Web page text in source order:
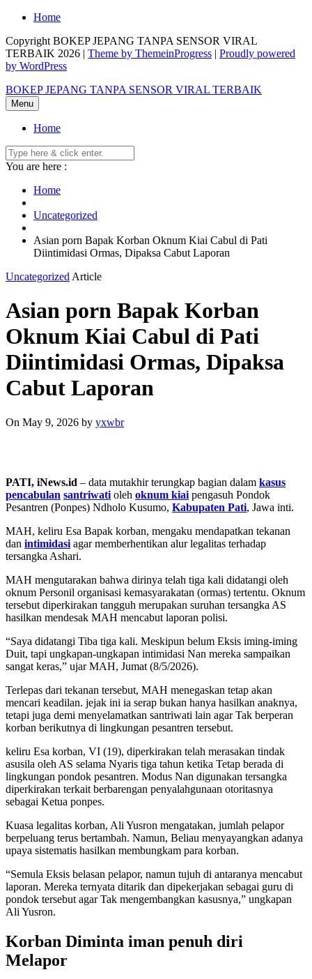
Skip
content
Home
Copyright BOKEP JEPANG TANPA SENSOR VIRAL
TERBAIK 2026 | Theme by ThemeinProgress | Proudly powered
by WordPress
BOKEP JEPANG TANPA SENSOR VIRAL TERBAIK
Menu
Home
You are here :
Home
Uncategorized
Asian porn Bapak Korban Oknum Kiai Cabul di Pati
Diintimidasi Ormas, Dipaksa Cabut Laporan
Uncategorized Article
Asian porn Bapak Korban
Oknum Kiai Cabul di Pati
Diintimidasi Ormas, Dipaksa
Cabut Laporan
On May 9, 2026 by yxwbr
PATI, iNews.id – data mutakhir terungkap bagian dalam kasus
pencabulan santriwati oleh oknum kiai pengasuh Pondok
Pesantren (Ponpes) Ndholo Kusumo, Kabupaten Pati, Jawa inti.
MAH, keliru Esa Bapak korban, mengaku mendapatkan tekanan
dan intimidasi agar memberhentikan alur legalitas terhadap
tersangka Ashari.
MAH mengutarakan bahwa dirinya telah tiga kali didatangi oleh
oknum Personil organisasi kemasyarakatan (ormas) tertentu. Oknum
tersebut diperkirakan tangguh merupakan suruhan tersangka AS
hasilkan mendesak MAH mencabut laporan polisi.
“Saya didatangi Tiba tiga kali. Meskipun belum Eksis iming-iming
Duit, tapi ungkapan-ungkapan intimidasi Nan mereka sampaikan
sangat keras,” ujar MAH, Jumat (8/5/2026).
Terlepas dari tekanan tersebut, MAH menegaskan tetap akan
mencari keadilan. jejak ini ia serap bukan hanya hasilkan anaknya,
tetapi juga demi menyelamatkan santriwati lain agar Tak berperan
korban berikutnya di lingkungan pesantren tersebut.
keliru Esa korban, VI (19), diperkirakan telah merasakan tindak
asusila oleh AS selama Nyaris tiga tahun ketika Tetap berada di
lingkungan pondok pesantren. Modus Nan digunakan tersangka
diperkirakan terkait berbarengan penyalahgunaan otoritasnya
sebagai Ketua ponpes.
Kuasa legalitas korban, Ali Yusron mengatakan, jumlah pelapor
berpeluang terus bertambah. Namun, Beliau menyayangkan adanya
upaya sistematis hasilkan membungkam para korban.
“Semula Eksis belasan pelapor, namun tujuh di antaranya mencabut
laporan. Mereka ternyata ditarik dan dipekerjakan sebagai guru di
pondok tersebut agar Tak mengembangkan kasusnya,” ungkapan
Ali Yusron.
Korban Diminta iman penuh diri
Melapor